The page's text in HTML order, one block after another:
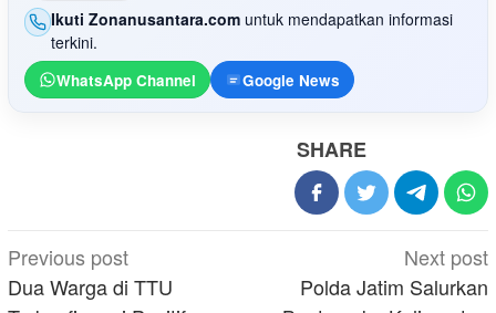
Ikuti Zonanusantara.com untuk mendapatkan informasi
terkini.
WhatsApp Channel Google News
SHARE
Post
navigation
Previous post
Dua Warga di TTU
Next post
Polda Jatim Salurkan